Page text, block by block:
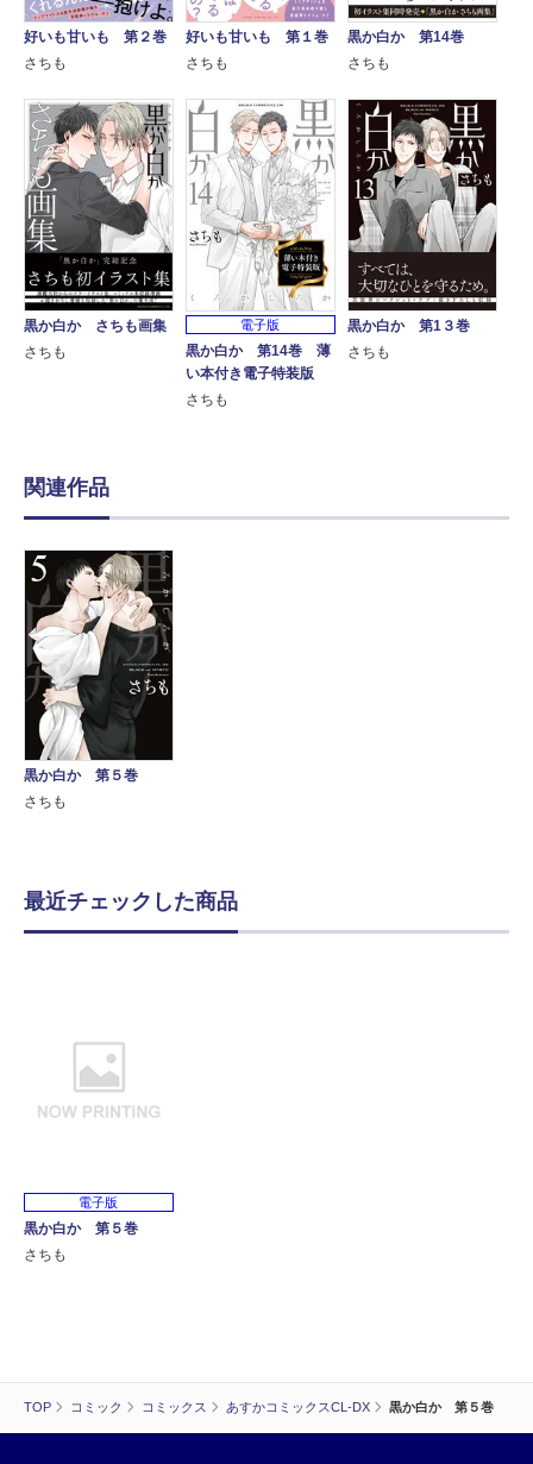
TOP コミック コミックス あすかコミックスCL-DX 黒か白か 第５巻
好いも甘いも 第２巻
さちも
好いも甘いも 第１巻
さちも
黒か白か 第14巻
さちも
黒か白か さちも画集
さちも
電子版
黒か白か 第14巻 薄
い本付き電子特装版
さちも
黒か白か 第1３巻
さちも
関連作品
黒か白か 第５巻
さちも
最近チェックした商品
電子版
黒か白か 第５巻
さちも